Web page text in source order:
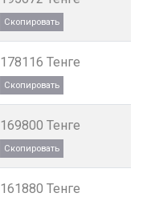
178116 Тенге
169800 Тенге
161880 Тенге